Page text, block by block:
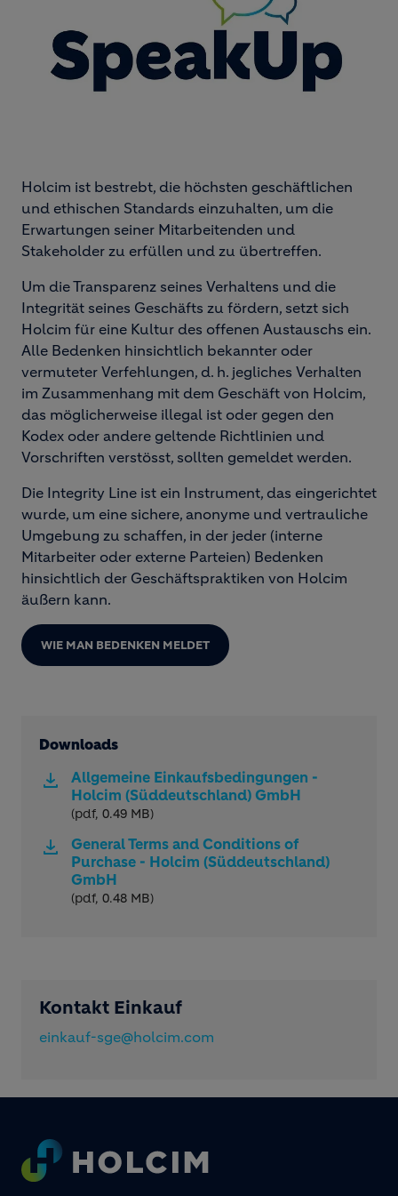
Holcim ist bestrebt, die höchsten geschäftlichen
und ethischen Standards einzuhalten, um die
Erwartungen seiner Mitarbeitenden und
Stakeholder zu erfüllen und zu übertreffen.
Um die Transparenz seines Verhaltens und die
Integrität seines Geschäfts zu fördern, setzt sich
Holcim für eine Kultur des offenen Austauschs ein.
Alle Bedenken hinsichtlich bekannter oder
vermuteter Verfehlungen, d. h. jegliches Verhalten
im Zusammenhang mit dem Geschäft von Holcim,
das möglicherweise illegal ist oder gegen den
Kodex oder andere geltende Richtlinien und
Vorschriften verstösst, sollten gemeldet werden.
Die Integrity Line ist ein Instrument, das eingerichtet
wurde, um eine sichere, anonyme und vertrauliche
Umgebung zu schaffen, in der jeder (interne
Mitarbeiter oder externe Parteien) Bedenken
hinsichtlich der Geschäftspraktiken von Holcim
äußern kann.
WIE MAN BEDENKEN MELDET
Downloads
Allgemeine Einkaufsbedingungen -
Holcim (Süddeutschland) GmbH
(pdf, 0.49 MB)
General Terms and Conditions of
Purchase - Holcim (Süddeutschland)
GmbH
(pdf, 0.48 MB)
Kontakt Einkauf
einkauf-sge@holcim.com
Footer